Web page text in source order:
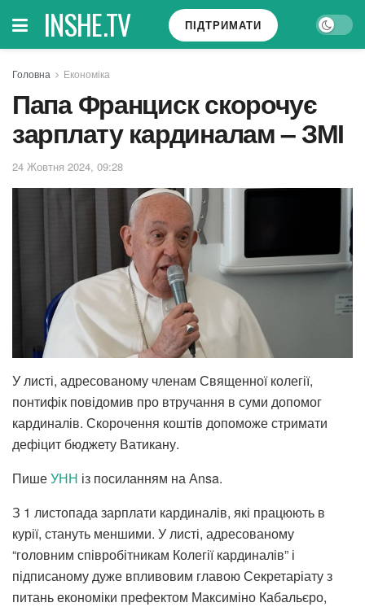
INSHE.TV ПІДТРИМАТИ
Головна Економіка
Папа Франциск скорочує
зарплату кардиналам – ЗМІ
24 Жовтня 2024, 09:28
У листі, адресованому членам Священної колегії,
понтифік повідомив про втручання в суми допомог
кардиналів. Скорочення коштів допоможе стримати
дефіцит бюджету Ватикану.
ПишеУНН із посиланням на Аnsa.
З 1 листопада зарплати кардиналів, які працюють в
курії, стануть меншими. У листі, адресованому
“головним співробітникам Колегії кардиналів” і
підписаному дуже впливовим главою Секретаріату з
питань економіки префектом Максиміно Кабальєро,